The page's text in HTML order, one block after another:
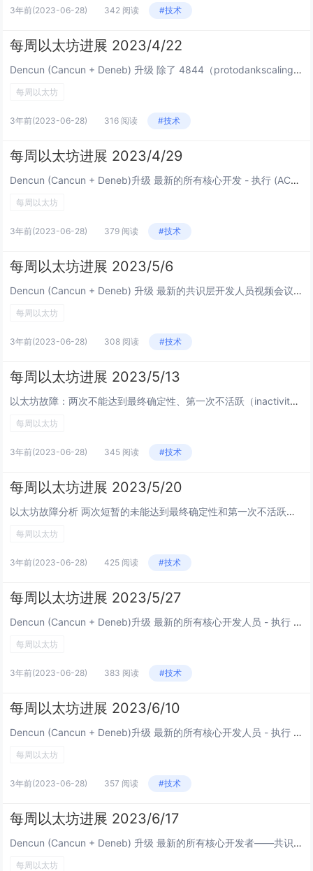
3年前(2023-06-28) 342 阅读 #技术
每周以太坊进展 2023/4/22
Dencun (Cancun + Deneb) 升级 除了 4844（protodankscaling）之外，可能进入 Dencun 升级的提案列表。在 4 月 27 日的下一次电话会议上讨论 最新共识层开发者电话会议。来自Ch...
每周以太坊
3年前(2023-06-28) 316 阅读 #技术
每周以太坊进展 2023/4/29
Dencun (Cancun + Deneb)升级 最新的所有核心开发 - 执行 (ACDE)视频会议。由Tim Beiko总结。来自Tim Beiko和Christine Kim的记录： Cancun 升级包括：E...
每周以太坊
3年前(2023-06-28) 379 阅读 #技术
每周以太坊进展 2023/5/6
Dencun (Cancun + Deneb) 升级 最新的共识层开发人员视频会议。Christine Kim的记录： 关于共识层（CL）每个区块的最大 blobs 和 执行层用 SSZ 或者 RLP 来编码 blo...
每周以太坊
3年前(2023-06-28) 308 阅读 #技术
每周以太坊进展 2023/5/13
以太坊故障：两次不能达到最终确定性、第一次不活跃（inactivity leak ） 信标链在过去 36 小时内发生两次未能达到最终确定性并且首次出现不活跃 在广播了有效但不准时的证明后，低规格硬件的共识客户端难以跟...
每周以太坊
3年前(2023-06-28) 345 阅读 #技术
每周以太坊进展 2023/5/20
以太坊故障分析 两次短暂的未能达到最终确定性和第一次不活跃（inactivity leak ） Prysm 的最终性问题事后分析： 旧目标检查点有效证明没有适当处理 在 4 epoch 和 9 epoch...
每周以太坊
3年前(2023-06-28) 425 阅读 #技术
每周以太坊进展 2023/5/27
Dencun (Cancun + Deneb)升级 最新的所有核心开发人员 - 执行 (ACDE)视频会议。Tim Beiko的总结。Tim Beiko和Christine Kim的记录： SELFDESTRUCT...
每周以太坊
3年前(2023-06-28) 383 阅读 #技术
每周以太坊进展 2023/6/10
Dencun (Cancun + Deneb)升级 最新的所有核心开发人员 - 执行 (ACDE)视频会议。Tim Beiko 的总结和记录： Cancun 升级范围最终确定：添加 EIP4788（EVM 信标链区块...
每周以太坊
3年前(2023-06-28) 357 阅读 #技术
每周以太坊进展 2023/6/17
Dencun (Cancun + Deneb) 升级 最新的所有核心开发者——共识 (ACDC)视频会议。Christine Kim的记录： Deneb 范围：EIP7044（签名退出永久有效）和 EIP4788（E...
每周以太坊